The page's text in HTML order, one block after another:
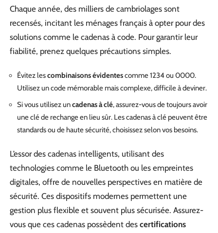
Chaque année, des milliers de cambriolages sont
recensés, incitant les ménages français à opter pour des
solutions comme le cadenas à code. Pour garantir leur
fiabilité, prenez quelques précautions simples.
Évitez lescombinaisons évidentescomme 1234 ou 0000.
Utilisez un code mémorable mais complexe, difficile à deviner.
Si vous utilisez uncadenas à clé, assurez-vous de toujours avoir
une clé de rechange en lieu sûr. Les cadenas à clé peuvent être
standards ou de haute sécurité, choisissez selon vos besoins.
L’essor des cadenas intelligents, utilisant des
technologies comme le Bluetooth ou les empreintes
digitales, offre de nouvelles perspectives en matière de
sécurité. Ces dispositifs modernes permettent une
gestion plus flexible et souvent plus sécurisée. Assurez-
vous que ces cadenas possèdent des certifications